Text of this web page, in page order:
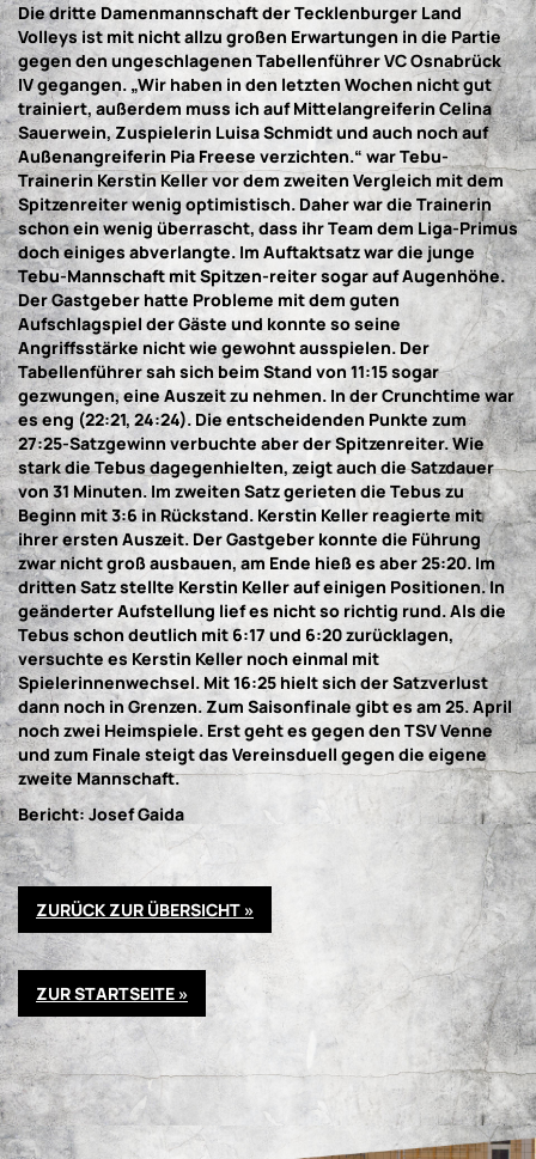
Die dritte Damenmannschaft der Tecklenburger Land
Volleys ist mit nicht allzu großen Erwartungen in die Partie
gegen den ungeschlagenen Tabellenführer VC Osnabrück
IV gegangen. „Wir haben in den letzten Wochen nicht gut
trainiert, außerdem muss ich auf Mittelangreiferin Celina
Sauerwein, Zuspielerin Luisa Schmidt und auch noch auf
Außenangreiferin Pia Freese verzichten.“ war Tebu-
Trainerin Kerstin Keller vor dem zweiten Vergleich mit dem
Spitzenreiter wenig optimistisch. Daher war die Trainerin
schon ein wenig überrascht, dass ihr Team dem Liga-Primus
doch einiges abverlangte. Im Auftaktsatz war die junge
Tebu-Mannschaft mit Spitzen-reiter sogar auf Augenhöhe.
Der Gastgeber hatte Probleme mit dem guten
Aufschlagspiel der Gäste und konnte so seine
Angriffsstärke nicht wie gewohnt ausspielen. Der
Tabellenführer sah sich beim Stand von 11:15 sogar
gezwungen, eine Auszeit zu nehmen. In der Crunchtime war
es eng (22:21, 24:24). Die entscheidenden Punkte zum
27:25-Satzgewinn verbuchte aber der Spitzenreiter. Wie
stark die Tebus dagegenhielten, zeigt auch die Satzdauer
von 31 Minuten. Im zweiten Satz gerieten die Tebus zu
Beginn mit 3:6 in Rückstand. Kerstin Keller reagierte mit
ihrer ersten Auszeit. Der Gastgeber konnte die Führung
zwar nicht groß ausbauen, am Ende hieß es aber 25:20. Im
dritten Satz stellte Kerstin Keller auf einigen Positionen. In
geänderter Aufstellung lief es nicht so richtig rund. Als die
Tebus schon deutlich mit 6:17 und 6:20 zurücklagen,
versuchte es Kerstin Keller noch einmal mit
Spielerinnenwechsel. Mit 16:25 hielt sich der Satzverlust
dann noch in Grenzen. Zum Saisonfinale gibt es am 25. April
noch zwei Heimspiele. Erst geht es gegen den TSV Venne
und zum Finale steigt das Vereinsduell gegen die eigene
zweite Mannschaft.
Bericht: Josef Gaida
ZURÜCK ZUR ÜBERSICHT »
ZUR STARTSEITE »